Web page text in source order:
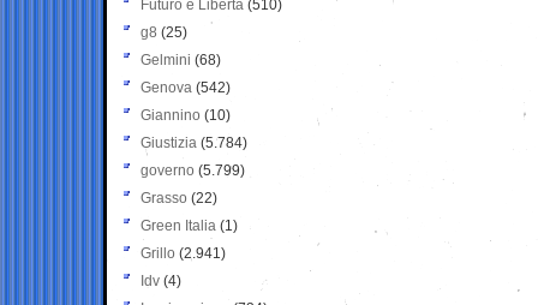
Futuro e Libertà (510)
g8 (25)
Gelmini (68)
Genova (542)
Giannino (10)
Giustizia (5.784)
governo (5.799)
Grasso (22)
Green Italia (1)
Grillo (2.941)
Idv (4)